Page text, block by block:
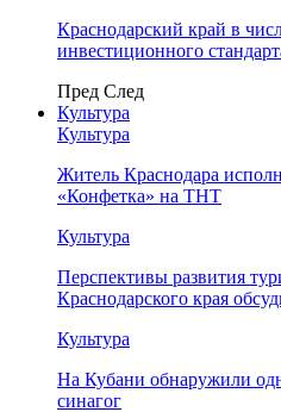
Краснодарский край в
инвестиционного
Пред След
Культура
Культура
Житель Краснодара
«Конфетка» на ТНТ
Культура
Перспективы развития
Краснодарского края
Культура
На Кубани обнаружили
синагог